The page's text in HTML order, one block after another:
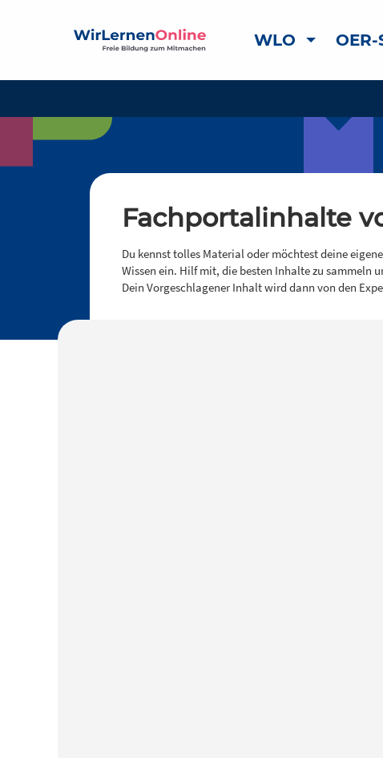
WLO
Fachportalinhalte
Du kennst tolles Material oder möchtest deine
Wissen ein. Hilf mit, die besten Inhalte zu sammeln
Dein Vorgeschlagener Inhalt wird dann von den